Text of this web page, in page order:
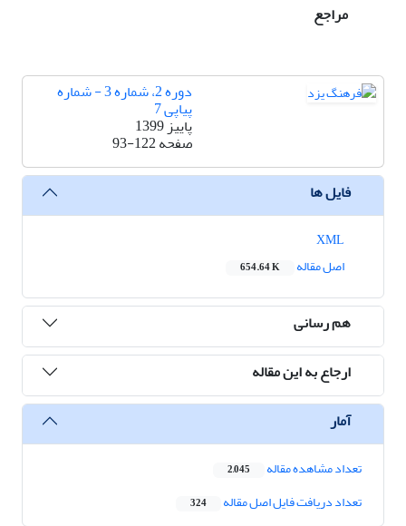
مراجع
دوره 2، شماره 3 - شماره
پیاپی 7
پاییز 1399
صفحه93-122
فایل ها
اصل مقاله
654.64 K
هم رسانی
ارجاع به این مقاله
آمار
تعداد مشاهده مقاله 2,045
تعداد دریافت فایل اصل مقاله 324